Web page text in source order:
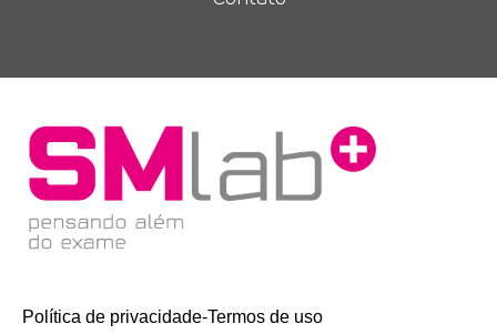
Política de privacidade-Termos de uso